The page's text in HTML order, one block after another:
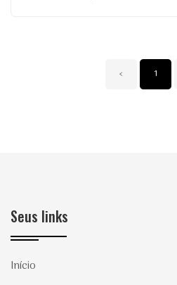
‹ 1
Seus links
Início